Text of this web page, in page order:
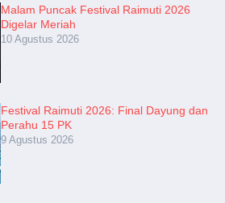
Malam Puncak Festival Raimuti 2026
Digelar Meriah
10 Agustus 2026
Festival Raimuti 2026: Final Dayung dan
Perahu 15 PK
9 Agustus 2026